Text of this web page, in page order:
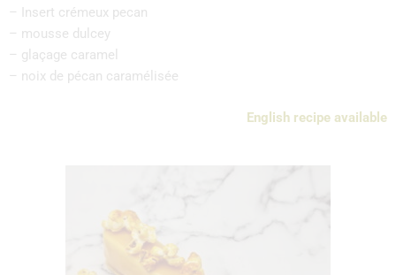
– Insert crémeux pecan
– mousse dulcey
– glaçage caramel
– noix de pécan caramélisée
English recipe available